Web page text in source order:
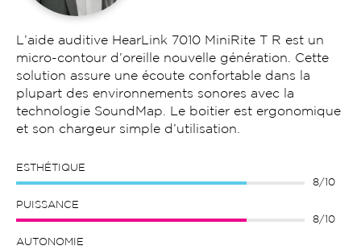
L’aide auditive HearLink 7010 MiniRite T R est un
micro-contour d’oreille nouvelle génération. Cette
solution assure une écoute confortable dans la
plupart des environnements sonores avec la
technologie SoundMap. Le boitier est ergonomique
et son chargeur simple d’utilisation.
ESTHÉTIQUE
8/10
PUISSANCE
8/10
AUTONOMIE